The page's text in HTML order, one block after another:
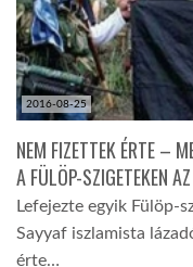
A VILÁG ITTHON
2016-08-25
NEM FIZETTEK ÉRTE –
A FÜLÖP-SZIGETEKEN
Lefejezte egyik Fülöp-
Sayyaf iszlamista
érte…